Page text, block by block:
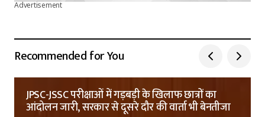
Advertisement
Recommended for You
JPSC-JSSC परीक्षाओं में गड़बड़ी के खिलाफ छात्रों का
आंदोलन जारी, सरकार से दूसरे दौर की वार्ता भी बेनतीजा